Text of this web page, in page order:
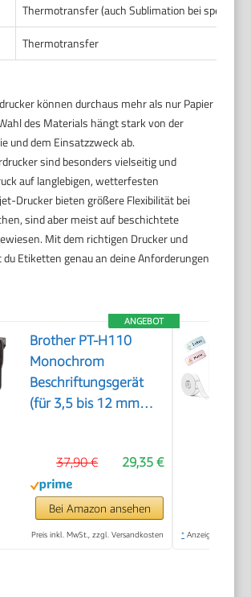
Thermotransfer (auch Sublimation bei
Thermotransfer
können durchaus mehr als nur Papier
des Materials hängt stark von der
und dem Einsatzzweck ab.
sind besonders vielseitig und
auf langlebigen, wetterfesten
Drucker bieten größere Flexibilität bei
sind aber meist auf beschichtete
Mit dem richtigen Drucker und
Etiketten genau an deine Anforderungen
ANGEBOT
Brother PT-H110
Monochrom
Beschriftungsgerät
(für 3,5 bis 12 mm
20 mm/Sek.
Druckgeschwindigkeit)
29,35 €
37,90 €
Bei Amazon ansehen
Preis inkl. MwSt., zzgl. Versandkosten * Anzeige